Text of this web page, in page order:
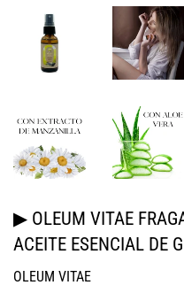
▶ OLEUM VITAE
ACEITE ESENCIAL DE
OLEUM VITAE